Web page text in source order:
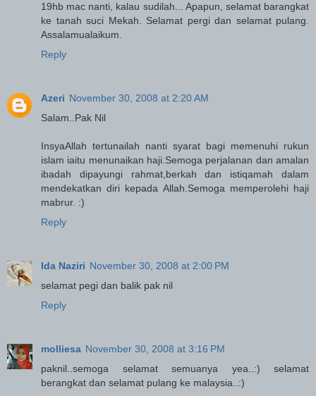
19hb mac nanti, kalau sudilah... Apapun, selamat barangkat
ke tanah suci Mekah. Selamat pergi dan selamat pulang.
Assalamualaikum.
Reply
Azeri November 30, 2008 at 2:20 AM
Salam..Pak Nil
InsyaAllah tertunailah nanti syarat bagi memenuhi rukun
islam iaitu menunaikan haji.Semoga perjalanan dan amalan
ibadah dipayungi rahmat,berkah dan istiqamah dalam
mendekatkan diri kepada Allah.Semoga memperolehi haji
mabrur. :)
Reply
Ida Naziri November 30, 2008 at 2:00 PM
selamat pegi dan balik pak nil
Reply
molliesa November 30, 2008 at 3:16 PM
paknil..semoga selamat semuanya yea..:) selamat
berangkat dan selamat pulang ke malaysia..:)